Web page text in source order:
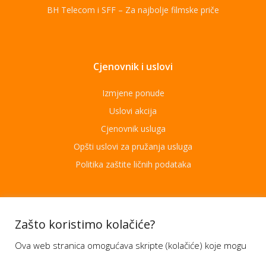
BH Telecom i SFF – Za najbolje filmske priče
Cjenovnik i uslovi
Izmjene ponude
Uslovi akcija
Cjenovnik usluga
Opšti uslovi za pružanja usluga
Politika zaštite ličnih podataka
Aplikacije
Moj BH Telecom
Zašto koristimo kolačiće?
Ova web stranica omogućava skripte (kolačiće) koje mogu